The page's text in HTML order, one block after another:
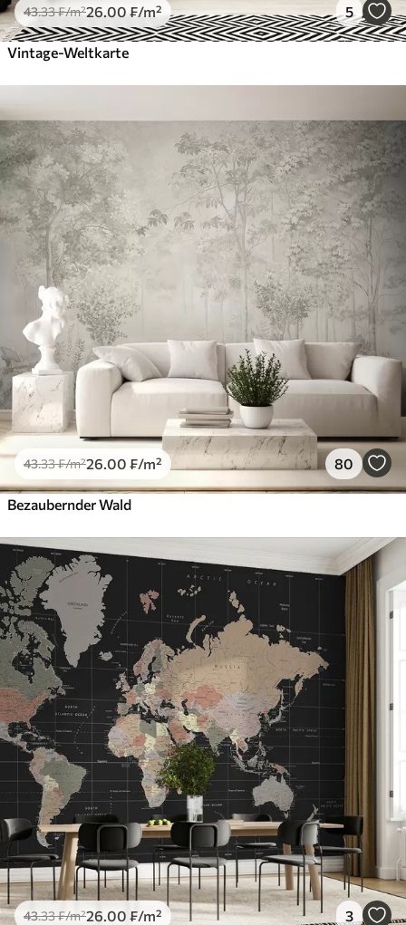
43.33₣/m²26.00 ₣/m² 5
Vintage-Weltkarte
43.33₣/m²26.00 ₣/m² 80
Bezaubernder Wald
43.33₣/m²26.00 ₣/m² 3